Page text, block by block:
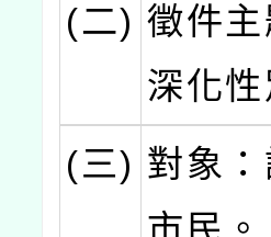
(二) 徵件
深化性
(三) 對象
市民。